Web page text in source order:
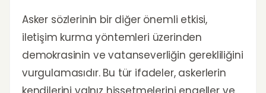
Asker sözlerinin bir diğer önemli etkisi,
iletişim kurma yöntemleri üzerinden
demokrasinin ve vatanseverliğin gerekliliğini
vurgulamasıdır. Bu tür ifadeler, askerlerin